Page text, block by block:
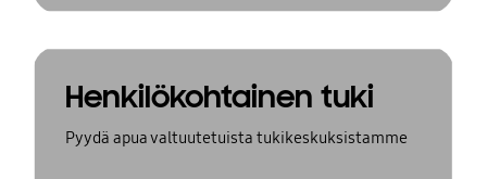
Henkilökohtainen tuki
Pyydä apua valtuutetuista tukikeskuksistamme